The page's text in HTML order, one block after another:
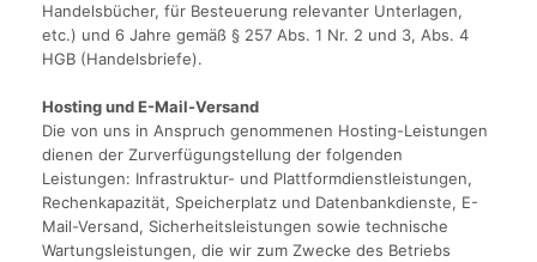
Handelsbücher, für Besteuerung relevanter Unterlagen,
etc.) und 6 Jahre gemäß § 257 Abs. 1 Nr. 2 und 3, Abs. 4
HGB (Handelsbriefe).
Hosting und E-Mail-Versand
Die von uns in Anspruch genommenen Hosting-Leistungen
dienen der Zurverfügungstellung der folgenden
Leistungen: Infrastruktur- und Plattformdienstleistungen,
Rechenkapazität, Speicherplatz und Datenbankdienste, E-
Mail-Versand, Sicherheitsleistungen sowie technische
Wartungsleistungen, die wir zum Zwecke des Betriebs